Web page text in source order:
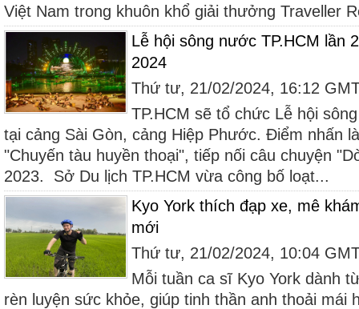
Việt Nam trong khuôn khổ giải thưởng Traveller
Lễ hội sông nước TP.HCM lần
2024
Thứ tư, 21/02/2024, 16:12
TP.HCM sẽ tổ chức Lễ hội
tại cảng Sài Gòn, cảng Hiệp Phước. Điểm nhấn
"Chuyến tàu huyền thoại", tiếp nối câu chuyện
2023. Sở Du lịch TP.HCM vừa công bố loạt...
Kyo York thích đạp xe, mê
mới
Thứ tư, 21/02/2024, 10:04
Mỗi tuần ca sĩ Kyo York dành
rèn luyện sức khỏe, giúp tinh thần anh thoải